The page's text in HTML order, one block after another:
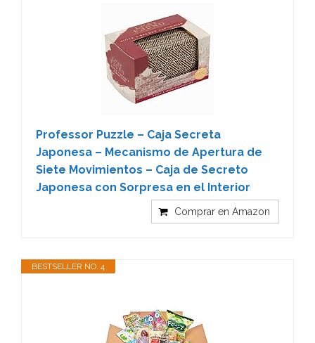
Professor Puzzle – Caja Secreta
Japonesa – Mecanismo de Apertura de
Siete Movimientos – Caja de Secreto
Japonesa con Sorpresa en el Interior
Comprar en Amazon
BESTSELLER NO. 4